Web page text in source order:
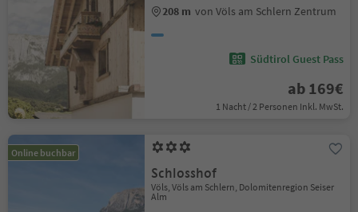
208 m von Völs am Schlern Zentrum
Südtirol Guest Pass
ab 169€
1 Nacht / 2 Personen Inkl. MwSt.
Online buchbar
Schlosshof
Völs, Völs am Schlern, Dolomitenregion Seiser
Alm